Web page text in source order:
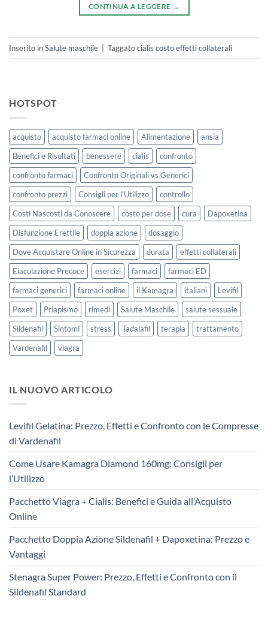
CONTINUA A LEGGERE →
Inserito inSalute maschile Taggatocialis costo effetti collaterali
HOTSPOT
acquisto acquisto farmaci online Alimentazione
ansia
Benefici e Risultati
benessere cialis
confronto
confronto farmaci
Confronto Originali vs Generici
confronto prezzi
Consigli per l'Utilizzo
controllo
Costi Nascosti da Conoscere
costo per dose cura
Dapoxetina
Disfunzione Erettile
doppia azione
dosaggio
Dove Acquistare Online in Sicurezza
durata
effetti collaterali
Eiaculazione Precoce
esercizi farmaci
farmaci ED
farmaci generici
farmaci online il Kamagra italiani
Levifil
Poxet
Priapismo rimedi Salute Maschile
salute sessuale
Sildenafil
Sintomi stress Tadalafil terapia
trattamento
Vardenafil
viagra
IL NUOVO ARTICOLO
Levifil Gelatina: Prezzo, Effetti e Confronto con le Compresse
di Vardenafil
Come Usare Kamagra Diamond 160mg: Consigli per
l’Utilizzo
Pacchetto Viagra + Cialis: Benefici e Guida all’Acquisto
Online
Pacchetto Doppia Azione Sildenafil + Dapoxetina: Prezzo e
Vantaggi
Stenagra Super Power: Prezzo, Effetti e Confronto con il
Sildenafil Standard